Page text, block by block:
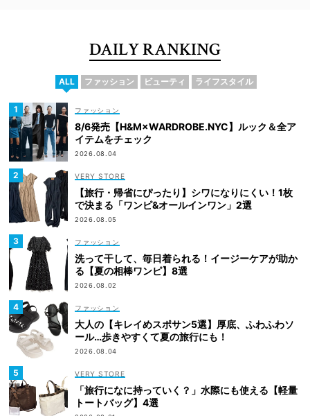
DAILY RANKING
ALL ファッション ビューティ ライフスタイル
ファッション
8/6発売【H&M×WARDROBE.NYC】ルック＆全ア
イテムをチェック
2026.08.04
VERY STORE
【旅行・帰省にぴったり】シワになりにくい！1枚
で決まる「ワンピ&オールインワン」2選
2026.08.05
ファッション
洗って干して、毎日着られる！イージーケアが助か
る【夏の相棒ワンピ】8選
2026.08.02
ファッション
大人の【キレイめスポサン5選】厚底、ふわふわソ
ール…歩きやすくて夏の旅行にも！
2026.08.04
VERY STORE
「旅行になに持っていく？」水際にも使える【軽量
トートバッグ】4選